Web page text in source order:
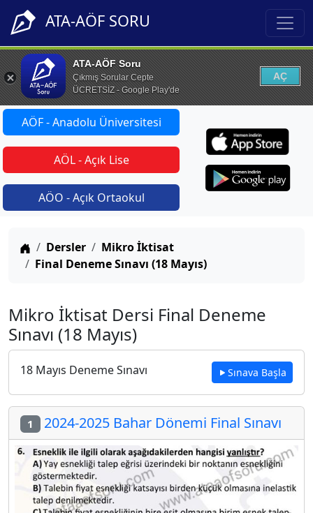
ATA-AÖF SORU
ATA-AÖF Soru
Çıkmış Sorular Cepte
ÜCRETSİZ - Google Play'de
AÇ
AÖF - Anadolu Üniversitesi
AÖL - Açık Lise
AÖO - Açık Ortaokul
Anasayfa
Dersler
Mikro İktisat
Final Deneme Sınavı (18 Mayıs)
Mikro İktisat Dersi Final Deneme
Sınavı (18 Mayıs)
18 Mayıs Deneme Sınavı Sınava Başla
1 2024-2025 Bahar Dönemi Final Sınavı